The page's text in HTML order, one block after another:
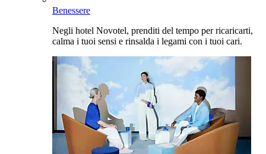
Benessere
Negli hotel Novotel, prenditi del tempo per ricaricarti,
calma i tuoi sensi e rinsalda i legami con i tuoi cari.